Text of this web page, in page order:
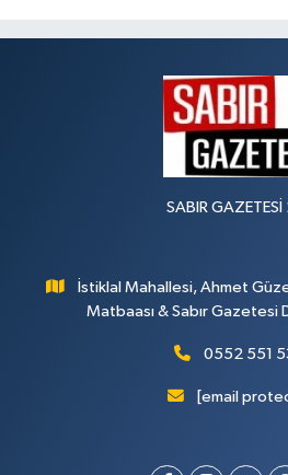
SABIR
İstiklal Mahallesi, Ahmet
Matbaası & Sabır Gazetesi
0552 551
[email